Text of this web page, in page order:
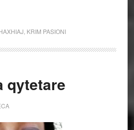
KRIM PASIONI
qytetare